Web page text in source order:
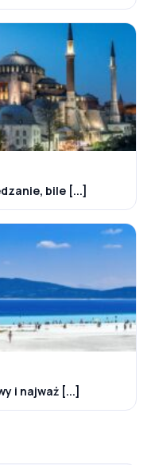
bile [...]
i najważ [...]